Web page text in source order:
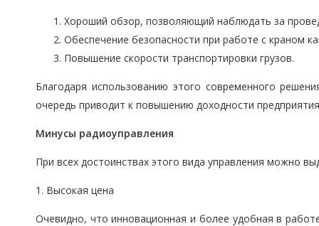
Хороший обзор, позволяющий наблюдать за
Обеспечение безопасности при работе с краном
Повышение скорости транспортировки грузов.
Благодаря использованию этого современного
очередь приводит к повышению доходности
Минусы радиоуправления
При всех достоинствах этого вида управления можно
1. Высокая цена
Очевидно, что инновационная и более удобная в